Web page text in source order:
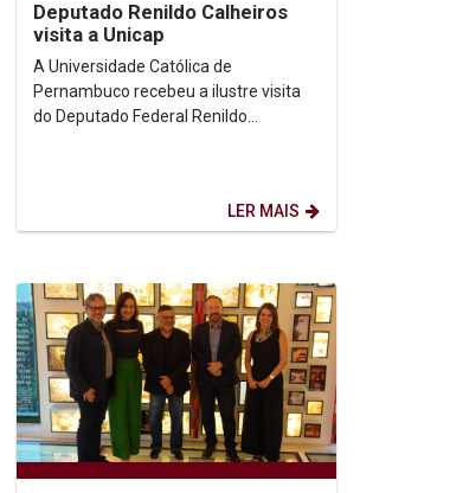
Deputado Renildo Calheiros
visita a Unicap
A Universidade Católica de
Pernambuco recebeu a ilustre visita
do Deputado Federal Renildo
LER MAIS